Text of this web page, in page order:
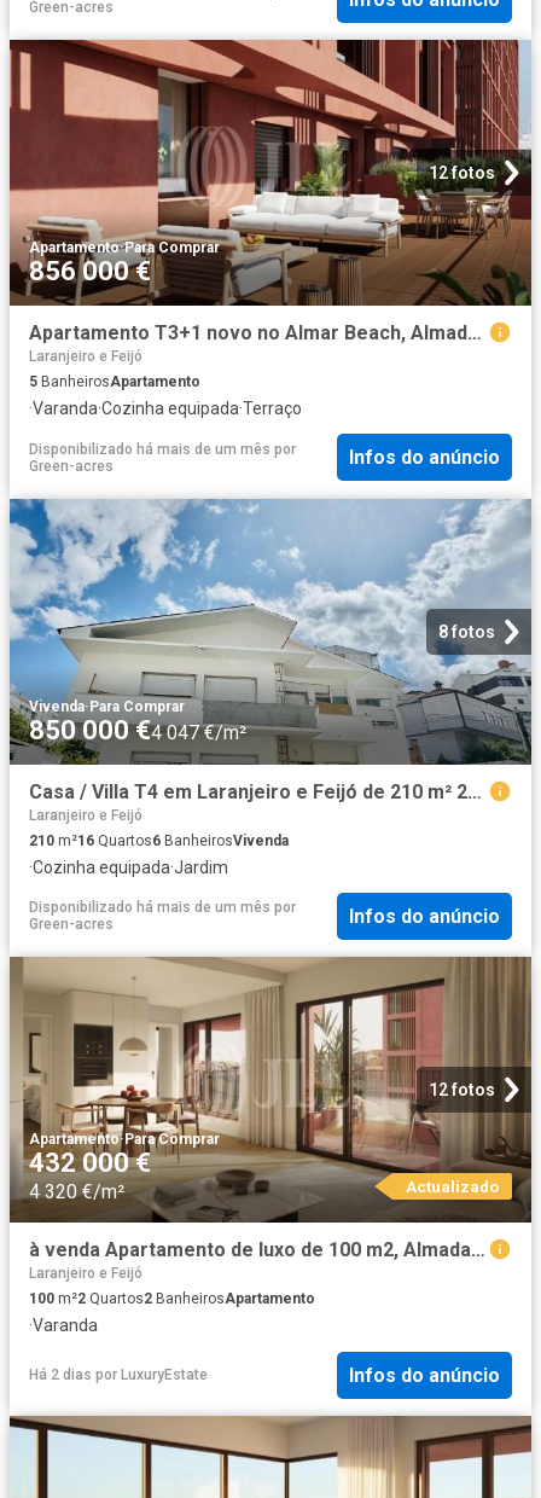
Green-acres
12 fotos
Apartamento·Para Comprar
856 000 €
Apartamento T3+1 novo no Almar Beach, Almada 0m² Laranjeiro e Feijó
Laranjeiro e Feijó
5 BanheirosApartamento
·Varanda·Cozinha equipada·Terraço
Disponibilizado há mais de um mês por
Green-acres
Infos do anúncio
8 fotos
Vivenda·Para Comprar
850 000 €4 047 €/m²
Casa / Villa T4 em Laranjeiro e Feijó de 210 m² 210m² Almada, Cova da Piedade, Pragal e Cacilhas
Laranjeiro e Feijó
210 m²16 Quartos6 BanheirosVivenda
·Cozinha equipada·Jardim
Disponibilizado há mais de um mês por
Green-acres
Infos do anúncio
12 fotos
Apartamento· Para Comprar
432 000 €
4 320 €/m² Actualizado
à venda Apartamento de luxo de 100 m2, Almada, Setúbal
Laranjeiro e Feijó
100 m²2 Quartos2 BanheirosApartamento
·Varanda
Há 2 dias por LuxuryEstate Infos do anúncio